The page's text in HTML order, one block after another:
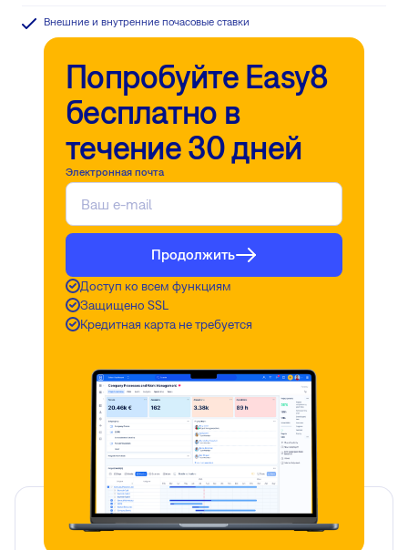
Внешние и внутренние почасовые ставки
Попробуйте Easy8
бесплатно в
течение 30 дней
Электронная почта
Продолжить
Доступ ко всем функциям
Защищено SSL
Кредитная карта не требуется